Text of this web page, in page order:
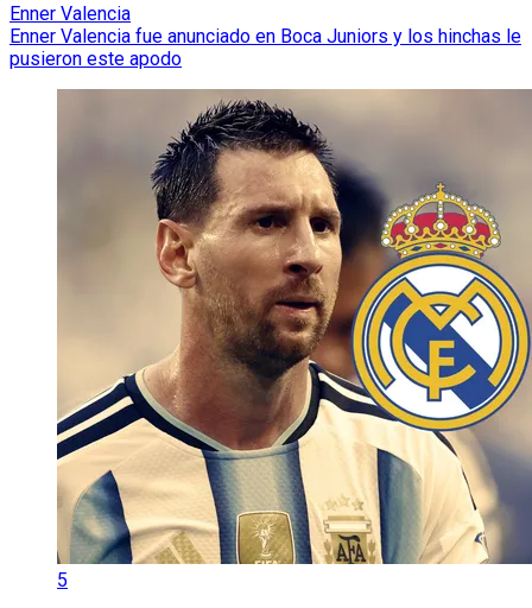
Enner Valencia
Enner Valencia fue anunciado en Boca Juniors y los hinchas le
pusieron este apodo
5